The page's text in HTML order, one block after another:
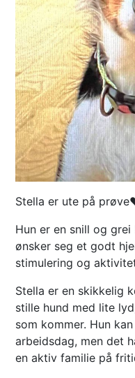
Stella er ute på
Hun er en snill og
ønsker seg et godt
stimulering og
Stella er en skikkelig
stille hund med lite
som kommer. Hun
arbeidsdag, men det
en aktiv familie på